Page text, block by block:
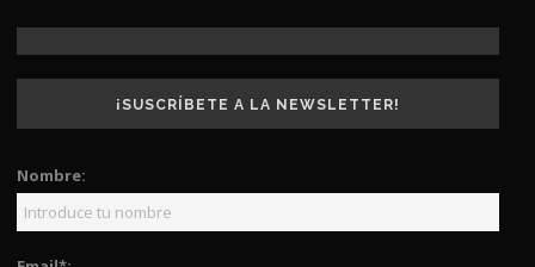
¡SUSCRÍBETE A LA NEWSLETTER!
Nombre: